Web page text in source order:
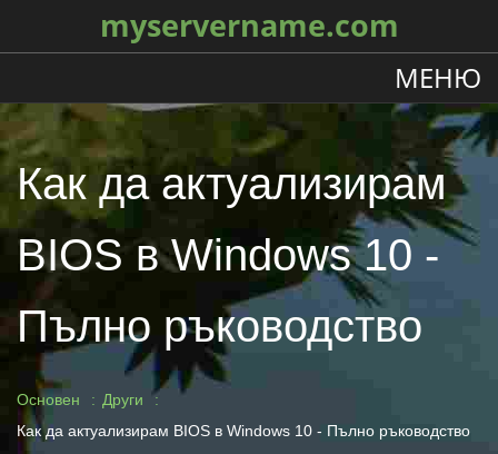
myservername.com
МЕНЮ
Как да актуализирам
BIOS в Windows 10 -
Пълно ръководство
Основен
Други
Как да актуализирам BIOS в Windows 10 - Пълно ръководство